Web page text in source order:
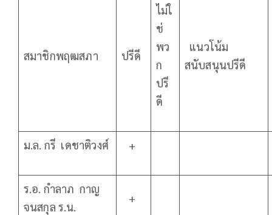
สมาชิกพฤฒสภา ปรีดี
ไม่ใ
ช่
พว
ก
ปรี
ดี
แนวโน้ม
สนับสนุนปรีดี
ม.ล. กรี เดชาติวงศ์ +
ร.อ. กำลาภ กาญ
จนสกุล ร.น.
+